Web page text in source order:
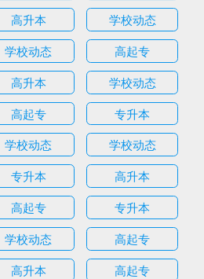
高升本
学校动态
学校动态
高起专
高升本
学校动态
高起专
专升本
学校动态
学校动态
专升本
高升本
高起专
专升本
学校动态
高起专
高升本
高起专